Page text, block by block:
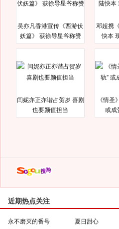
吴亦凡香港宣传《西游伏
妖篇》 获徐导星爷称赞
邓超携
快本
闫妮亦正亦谐占贺岁 喜剧
也要颜值担当
《情圣
或成
近期热点关注
永不磨灭的番号 夏日甜心